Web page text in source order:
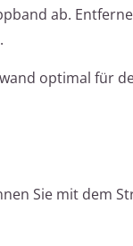
ab.
optimal für
Sie mit dem